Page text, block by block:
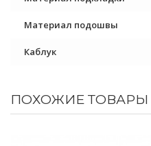
Материал подошвы
Каблук
ПОХОЖИЕ ТОВАРЫ